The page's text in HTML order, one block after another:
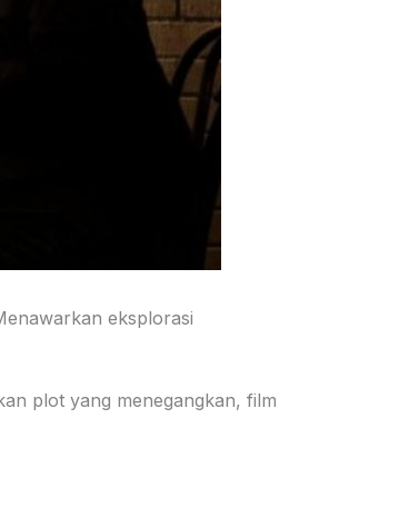
eksplorasi
plot yang menegangkan, film